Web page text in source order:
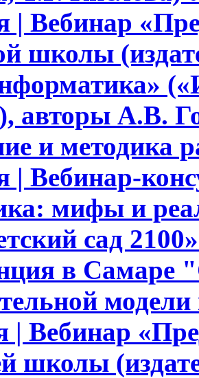
| Вебинар
школы
авторы А.В.
и методика
| Вебинар-
мифы и
сад
в Самаре
| Вебинар
школы